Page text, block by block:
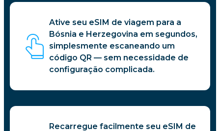
Ative seu eSIM de viagem para a
Bósnia e Herzegovina em segundos,
simplesmente escaneando um
código QR — sem necessidade de
configuração complicada.
Recarregue facilmente seu eSIM de